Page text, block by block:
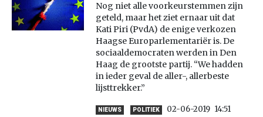
Nog niet alle voorkeurstemmen zijn
geteld, maar het ziet ernaar uit dat
Kati Piri (PvdA) de enige verkozen
Haagse Europarlementariër is. De
sociaaldemocraten werden in Den
Haag de grootste partij. “We hadden
in ieder geval de aller-, allerbeste
lijsttrekker.”
NIEUWS POLITIEK 02-06-2019 14:51